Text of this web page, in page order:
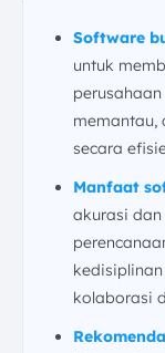
Software
untuk
perusahaan
memantau,
secara
Manfaat
akurasi
kolaborasi